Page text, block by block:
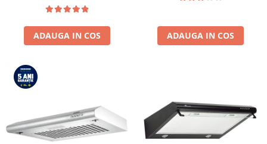
ADAUGA IN COS ADAUGA IN COS